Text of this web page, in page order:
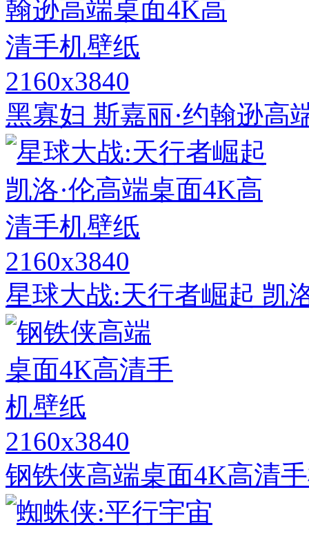
2160x3840
黑寡妇 斯嘉丽·约翰逊高
2160x3840
星球大战:天行者崛起 凯
2160x3840
钢铁侠高端桌面4K高清